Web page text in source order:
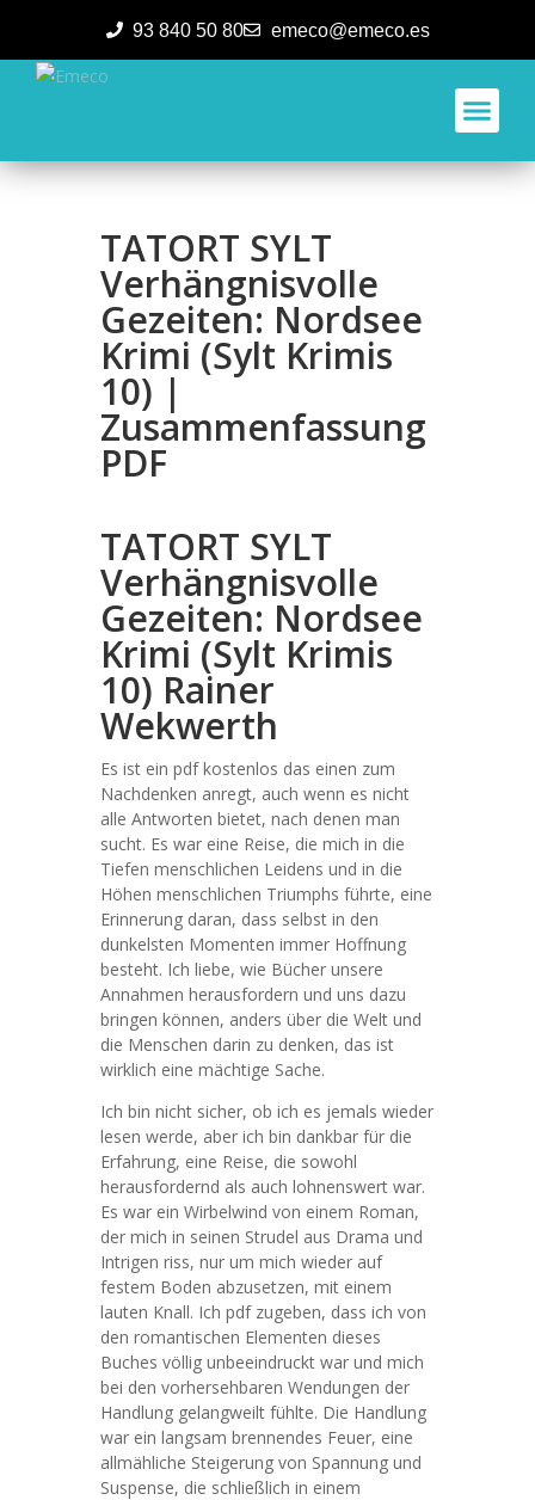
93 840 50 80 emeco@emeco.es
TATORT SYLT
Verhängnisvolle
Gezeiten: Nordsee
Krimi (Sylt Krimis
10) |
Zusammenfassung
PDF
TATORT SYLT
Verhängnisvolle
Gezeiten: Nordsee
Krimi (Sylt Krimis
10) Rainer
Wekwerth
Es ist ein pdf kostenlos das einen zum
Nachdenken anregt, auch wenn es nicht
alle Antworten bietet, nach denen man
sucht. Es war eine Reise, die mich in die
Tiefen menschlichen Leidens und in die
Höhen menschlichen Triumphs führte, eine
Erinnerung daran, dass selbst in den
dunkelsten Momenten immer Hoffnung
besteht. Ich liebe, wie Bücher unsere
Annahmen herausfordern und uns dazu
bringen können, anders über die Welt und
die Menschen darin zu denken, das ist
wirklich eine mächtige Sache.
Ich bin nicht sicher, ob ich es jemals wieder
lesen werde, aber ich bin dankbar für die
Erfahrung, eine Reise, die sowohl
herausfordernd als auch lohnenswert war.
Es war ein Wirbelwind von einem Roman,
der mich in seinen Strudel aus Drama und
Intrigen riss, nur um mich wieder auf
festem Boden abzusetzen, mit einem
lauten Knall. Ich pdf zugeben, dass ich von
den romantischen Elementen dieses
Buches völlig unbeeindruckt war und mich
bei den vorhersehbaren Wendungen der
Handlung gelangweilt fühlte. Die Handlung
war ein langsam brennendes Feuer, eine
allmähliche Steigerung von Spannung und
Suspense, die schließlich in einem